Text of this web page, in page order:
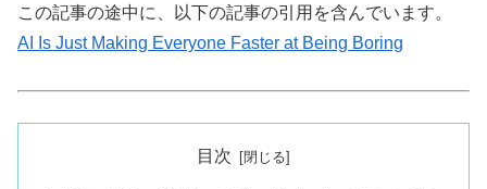
この記事の途中に、以下の記事の引用を含んでいます。
AI Is Just Making Everyone Faster at Being Boring
目次